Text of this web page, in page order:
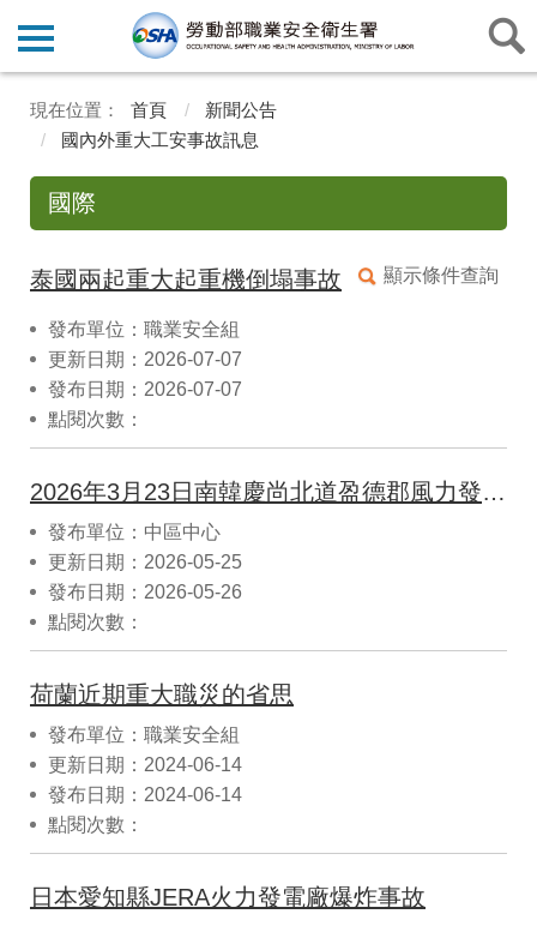
首頁
新聞公告
國內外重大工安事故訊息
國際
顯示條件查詢
泰國兩起重大起重機倒塌事故
發布單位：職業安全組
更新日期：2026-07-07
發布日期：2026-07-07
點閱次數：
2026年3月23日南韓慶尚北道盈德郡風力發電機起火事故
發布單位：中區中心
更新日期：2026-05-25
發布日期：2026-05-26
點閱次數：
荷蘭近期重大職災的省思
發布單位：職業安全組
更新日期：2024-06-14
發布日期：2024-06-14
點閱次數：
日本愛知縣JERA火力發電廠爆炸事故